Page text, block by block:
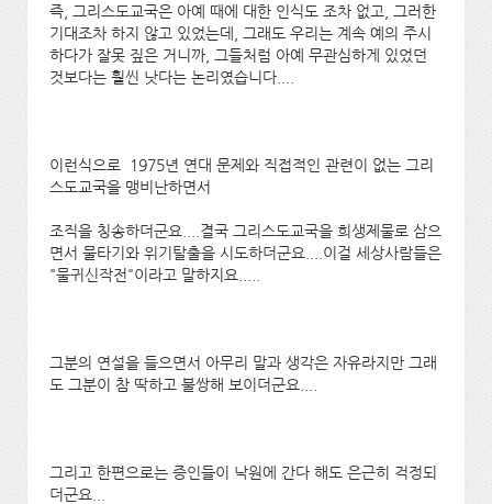
즉, 그리스도교국은 아예 때에 대한 인식도 조차 없고, 그러한
기대조차 하지 않고 있었는데, 그래도 우리는 계속 예의 주시
하다가 잘못 짚은 거니까, 그들처럼 아예 무관심하게 있었던
것보다는 훨씬 낫다는 논리였습니다....
이런식으로 1975년 연대 문제와 직접적인 관련이 없는 그리
스도교국을 맹비난하면서
조직을 칭송하더군요....결국 그리스도교국을 희생제물로 삼으
면서 물타기와 위기탈출을 시도하더군요....이걸 세상사람들은
"물귀신작전"이라고 말하지요.....
그분의 연설을 들으면서 아무리 말과 생각은 자유라지만 그래
도 그분이 참 딱하고 불쌍해 보이더군요....
그리고 한편으로는 증인들이 낙원에 간다 해도 은근히 걱정되
더군요...